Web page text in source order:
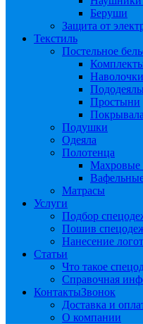
Беруши
Защита от
Текстиль
Постельное
Наволочки
Простыни
Покрывала
Подушки
Одеяла
Полотенца
Махровые
Матрасы
Услуги
Подбор
Пошив
Нанесение
Статьи
Что такое
Справочная
КонтактыЗвонок
Доставка и
О компании